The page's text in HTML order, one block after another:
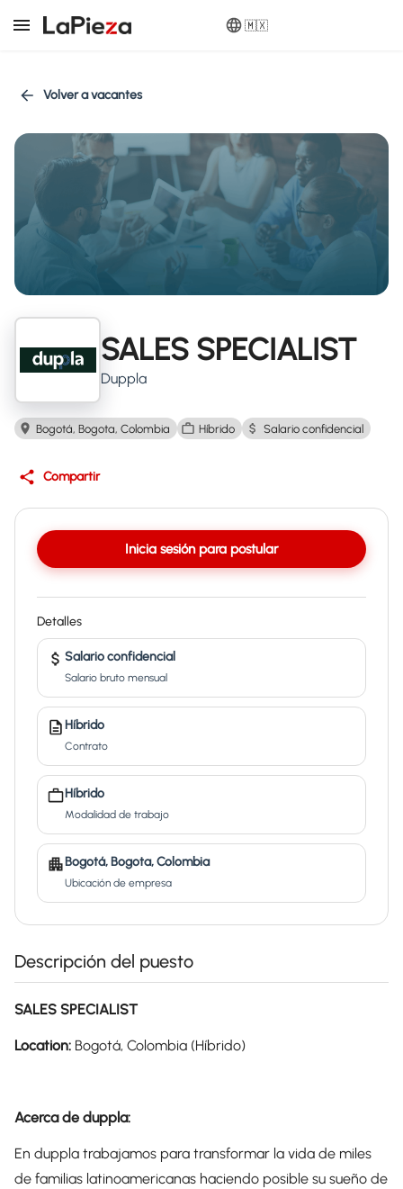
🇲🇽
Volver a vacantes
SALES SPECIALIST
Duppla
Bogotá, Bogota, Colombia Híbrido Salario confidencial
Compartir
Inicia sesión para postular
Detalles
Salario confidencial
Salario bruto mensual
Híbrido
Contrato
Híbrido
Modalidad de trabajo
Bogotá, Bogota, Colombia
Ubicación de empresa
Descripción del puesto
SALES SPECIALIST
Location: Bogotá, Colombia (Híbrido)
Acerca de duppla:
En duppla trabajamos para transformar la vida de miles
de familias latinoamericanas haciendo posible su sueño de